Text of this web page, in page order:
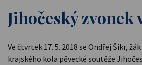
Jihočeský zvonek
Ve čtvrtek 17. 5. 2018 se Ondřej Šikr,
krajského kola pěvecké soutěže